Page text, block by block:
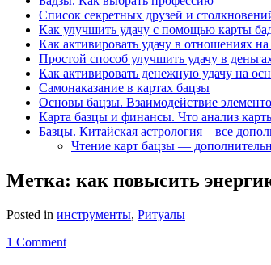
Список секретных друзей и
Как улучшить удачу с помощью карты
Как активировать удачу в отношениях
Простой способ улучшить удачу в
Как активировать денежную удачу на
Самонаказание в картах бацзы
Основы бацзы. Взаимодействие
Карта базцы и финансы. Что анализ
Базцы. Китайская астрология – все
Чтение карт бацзы —
Метка: как повысить
Posted in инструменты, Ритуалы
1 Comment